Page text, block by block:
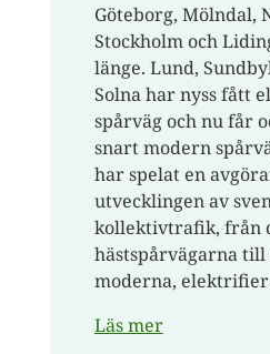
Göteborg, Mölndal,
Stockholm och
länge. Lund,
Solna har nyss fått
spårväg och nu får
snart modern
har spelat en
utvecklingen av
kollektivtrafik, från
hästspårvägarna till
moderna,
Läs mer